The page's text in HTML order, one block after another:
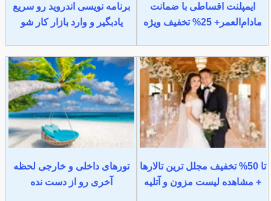
ایمپلنت اقساطی با ضمانت
مادام‌العمر+ 25% تخفیف ویژه
برنامه نویسی اندروید رو سریع
یادبگیر و وارد بازار کار شو
تا 50% تخفیف مجلل ترین تالارها
+ مشاهده لیست مزون و آتلیه
تورهای داخلی و خارجی لحظه
آخری رو از دست نده